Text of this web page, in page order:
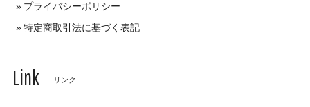
プライバシーポリシー
特定商取引法に基づく表記
Link リンク